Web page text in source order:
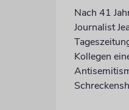
Nach 41
Journalist
Kollegen